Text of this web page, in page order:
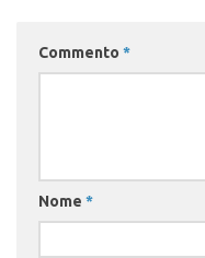
Commento *
Nome *